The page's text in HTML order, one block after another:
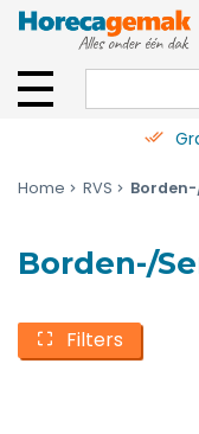
Home RVS
Borden-/
Filters